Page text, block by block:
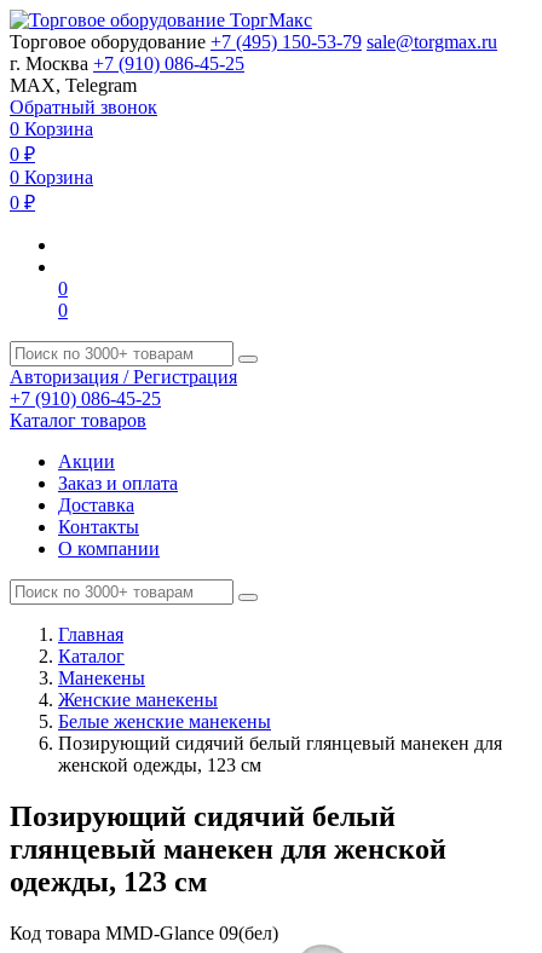
Торговое оборудование +7 (495) 150-53-79 sale@torgmax.ru
г. Москва +7 (910) 086-45-25
MAX, Telegram
Обратный звонок
0 Корзина
0 ₽
0 Корзина
0 ₽
0
0
Авторизация / Регистрация
+7 (910) 086-45-25
Каталог товаров
Акции
Заказ и оплата
Доставка
Контакты
О компании
Главная
Каталог
Манекены
Женские манекены
Белые женские манекены
Позирующий сидячий белый глянцевый манекен для
женской одежды, 123 см
Позирующий сидячий белый
глянцевый манекен для женской
одежды, 123 см
Код товара MMD-Glance 09(бел)